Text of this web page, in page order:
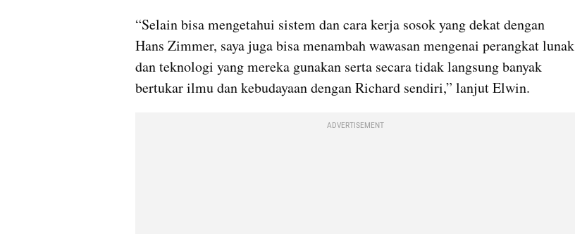
“Selain bisa mengetahui sistem dan cara kerja sosok yang dekat dengan
Hans Zimmer, saya juga bisa menambah wawasan mengenai perangkat lunak
dan teknologi yang mereka gunakan serta secara tidak langsung banyak
bertukar ilmu dan kebudayaan dengan Richard sendiri,” lanjut Elwin.
ADVERTISEMENT